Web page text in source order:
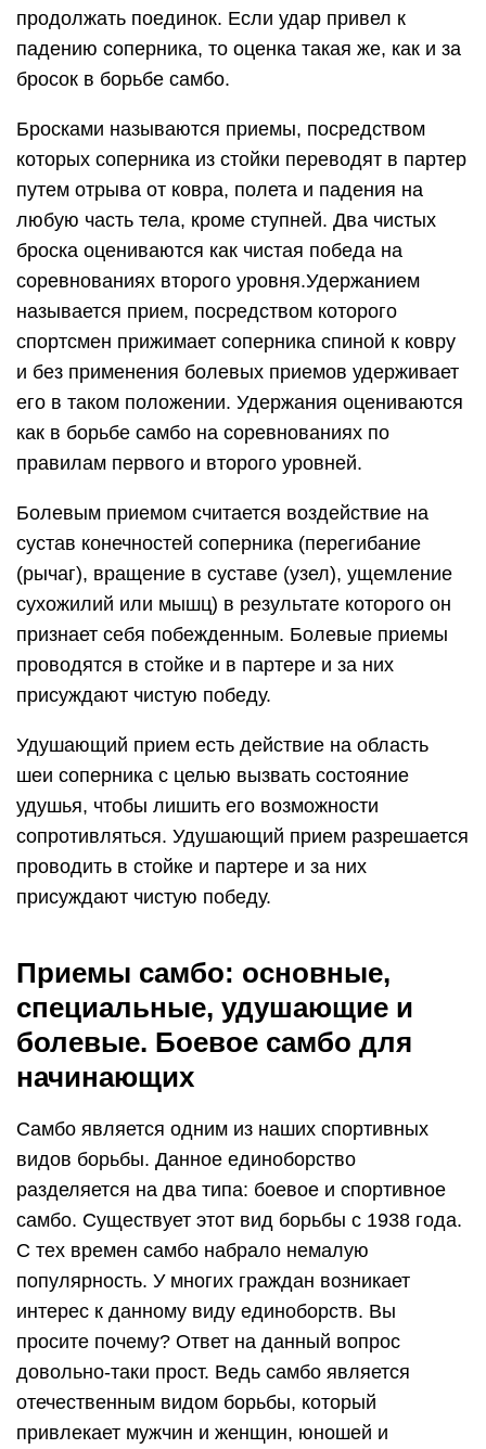
продолжать поединок. Если удар привел к
падению соперника, то оценка такая же, как и за
бросок в борьбе самбо.
Бросками называются приемы, посредством
которых соперника из стойки переводят в партер
путем отрыва от ковра, полета и падения на
любую часть тела, кроме ступней. Два чистых
броска оцениваются как чистая победа на
соревнованиях второго уровня.Удержанием
называется прием, посредством которого
спортсмен прижимает соперника спиной к ковру
и без применения болевых приемов удерживает
его в таком положении. Удержания оцениваются
как в борьбе самбо на соревнованиях по
правилам первого и второго уровней.
Болевым приемом считается воздействие на
сустав конечностей соперника (перегибание
(рычаг), вращение в суставе (узел), ущемление
сухожилий или мышц) в результате которого он
признает себя побежденным. Болевые приемы
проводятся в стойке и в партере и за них
присуждают чистую победу.
Удушающий прием есть действие на область
шеи соперника с целью вызвать состояние
удушья, чтобы лишить его возможности
сопротивляться. Удушающий прием разрешается
проводить в стойке и партере и за них
присуждают чистую победу.
Приемы самбо: основные,
специальные, удушающие и
болевые. Боевое самбо для
начинающих
Самбо является одним из наших спортивных
видов борьбы. Данное единоборство
разделяется на два типа: боевое и спортивное
самбо. Существует этот вид борьбы с 1938 года.
С тех времен самбо набрало немалую
популярность. У многих граждан возникает
интерес к данному виду единоборств. Вы
просите почему? Ответ на данный вопрос
довольно-таки прост. Ведь самбо является
отечественным видом борьбы, который
привлекает мужчин и женщин, юношей и